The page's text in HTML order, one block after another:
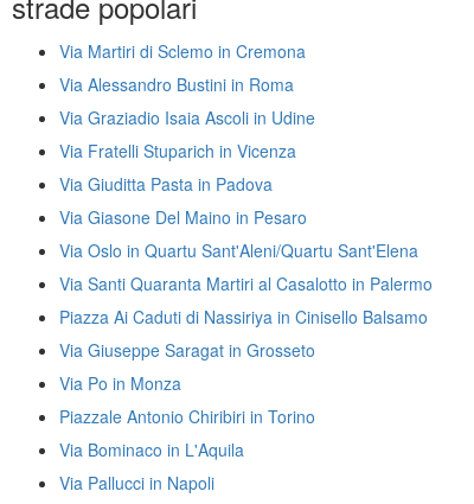
Via Martiri di Sclemo in Cremona
Via Alessandro Bustini in Roma
Via Graziadio Isaia Ascoli in Udine
Via Fratelli Stuparich in Vicenza
Via Giuditta Pasta in Padova
Via Giasone Del Maino in Pesaro
Via Oslo in Quartu Sant'Aleni/Quartu Sant'Elena
Via Santi Quaranta Martiri al Casalotto in Palermo
Piazza Ai Caduti di Nassiriya in Cinisello Balsamo
Via Giuseppe Saragat in Grosseto
Via Po in Monza
Piazzale Antonio Chiribiri in Torino
Via Bominaco in L'Aquila
Via Pallucci in Napoli